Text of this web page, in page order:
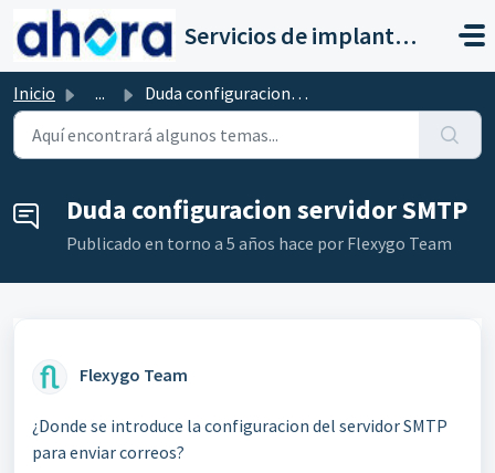
Saltar al contenido principal
Servicios de implantación a clientes de Ahora
Inicio ... Duda configuracion servidor SMTP
Duda configuracion servidor SMTP
Publicado en torno a 5 años hace por Flexygo Team
Flexygo Team
¿Donde se introduce la configuracion del servidor SMTP
para enviar correos?